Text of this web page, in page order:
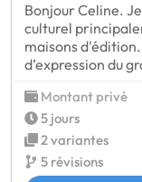
Bonjour Celine.
culturel
maisons
d’expression du
Montant privé
5 jours
2 variantes
5 révisions